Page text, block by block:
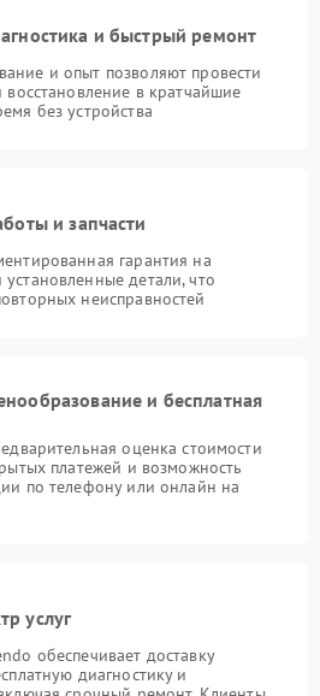
и быстрый ремонт
и опыт позволяют провести
восстановление в кратчайшие
без устройства
и запчасти
гарантия на
детали, что
неисправностей
и бесплатная
оценка стоимости
платежей и возможность
по телефону или онлайн на
услуг
обеспечивает доставку
диагностику и